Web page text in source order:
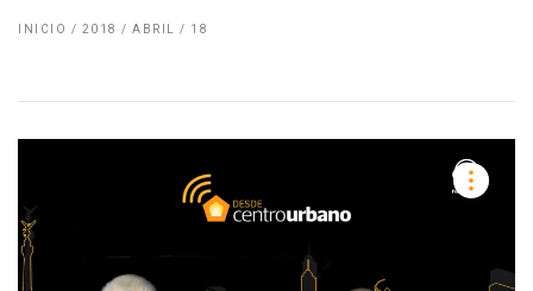
INICIO / 2018 / ABRIL / 18